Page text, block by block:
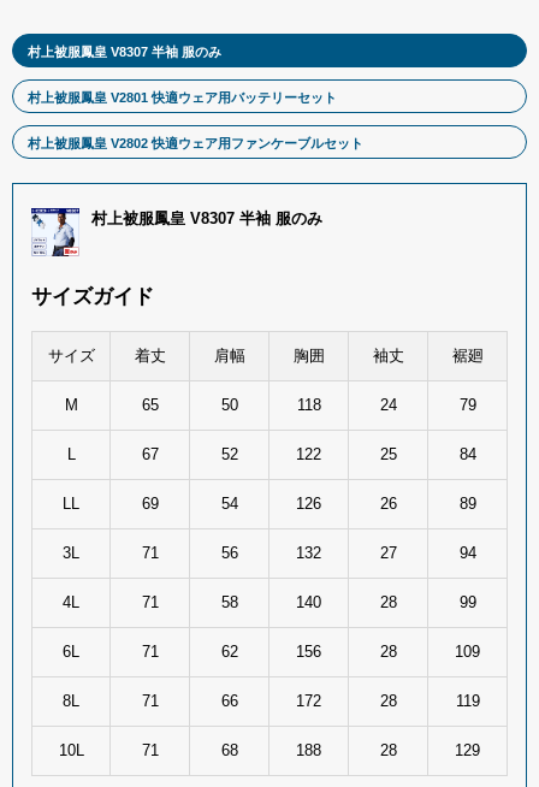
村上被服鳳皇 V8307 半袖 服のみ
村上被服鳳皇 V2801 快適ウェア用バッテリーセット
村上被服鳳皇 V2802 快適ウェア用ファンケーブルセット
村上被服鳳皇 V8307 半袖 服のみ
サイズガイド
サイズ 着丈 肩幅 胸囲 袖丈 裾廻
M 65 50 118 24 79
67 52 122 25 84
69 54 126 26 89
3L 71 56 132 27 94
4L 71 58 140 28 99
6L 71 62 156 28 109
8L 71 66 172 28 119
10L 71 68 188 28 129